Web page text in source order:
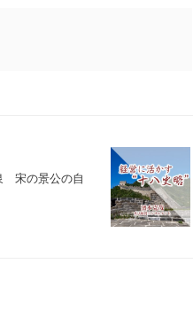
宋の景公の自